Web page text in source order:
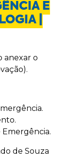
E
|
anexar o
de Souza